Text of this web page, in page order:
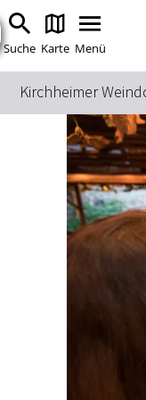
Suche Karte Menü
Kirchheimer